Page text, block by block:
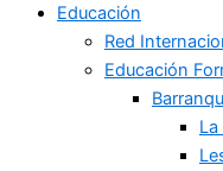
Educación
Red
Educación